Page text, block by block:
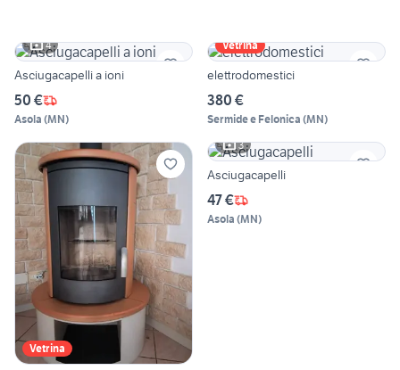
4
Asciugacapelli a ioni
50 €
Asola (MN)
Vetrina
elettrodomestici
380 €
Sermide e Felonica (MN)
Vetrina
3
Asciugacapelli
47 €
Asola (MN)